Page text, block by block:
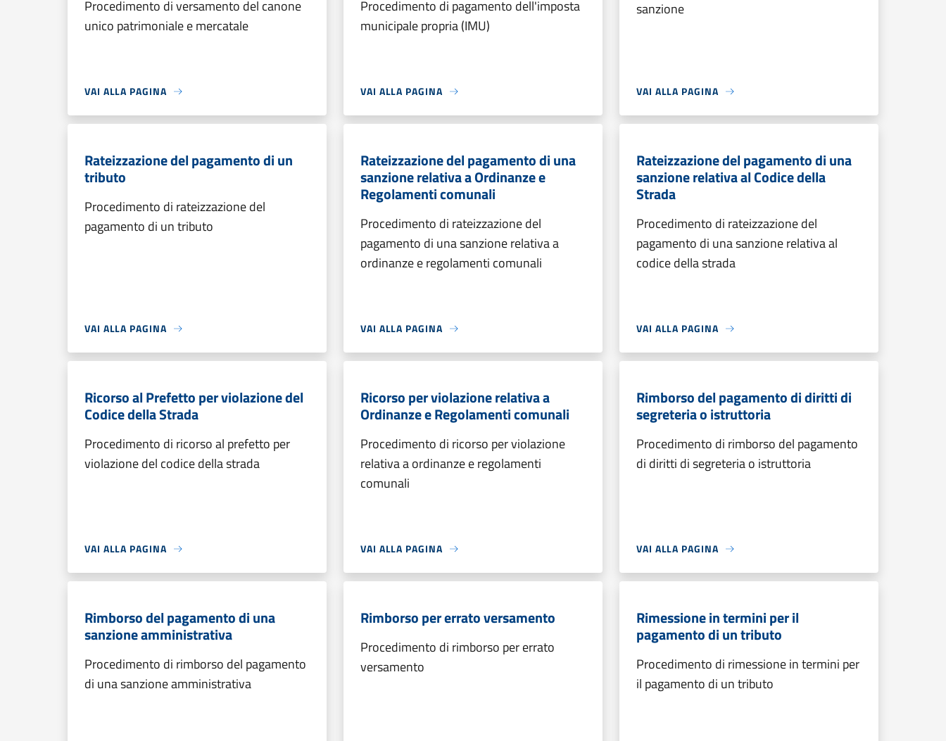
Procedimento di versamento del canone
unico patrimoniale e mercatale
VAI ALLA PAGINA
Procedimento di pagamento dell'imposta
municipale propria (IMU)
VAI ALLA PAGINA
sanzione
VAI ALLA PAGINA
Rateizzazione del pagamento di un
tributo
Procedimento di rateizzazione del
pagamento di un tributo
VAI ALLA PAGINA
Rateizzazione del pagamento di una
sanzione relativa a Ordinanze e
Regolamenti comunali
Procedimento di rateizzazione del
pagamento di una sanzione relativa a
ordinanze e regolamenti comunali
VAI ALLA PAGINA
Rateizzazione del pagamento di una
sanzione relativa al Codice della
Strada
Procedimento di rateizzazione del
pagamento di una sanzione relativa al
codice della strada
VAI ALLA PAGINA
Ricorso al Prefetto per violazione del
Codice della Strada
Procedimento di ricorso al prefetto per
violazione del codice della strada
VAI ALLA PAGINA
Ricorso per violazione relativa a
Ordinanze e Regolamenti comunali
Procedimento di ricorso per violazione
relativa a ordinanze e regolamenti
comunali
VAI ALLA PAGINA
Rimborso del pagamento di diritti di
segreteria o istruttoria
Procedimento di rimborso del pagamento
di diritti di segreteria o istruttoria
VAI ALLA PAGINA
Rimborso del pagamento di una
sanzione amministrativa
Procedimento di rimborso del pagamento
di una sanzione amministrativa
Rimborso per errato versamento
Procedimento di rimborso per errato
versamento
Rimessione in termini per il
pagamento di un tributo
Procedimento di rimessione in termini per
il pagamento di un tributo